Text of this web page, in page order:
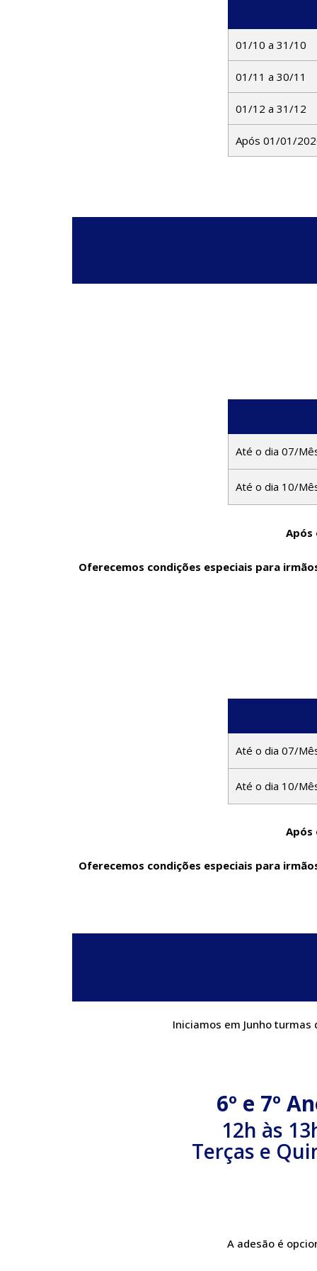
01/10 a 31/10
01/11 a 30/11
01/12 a 31/12
Após 01/01/
Até o dia 07/
Até o dia 10/
Após
Oferecemos condições especiais para
Até o dia 07/
Até o dia 10/
Após
Oferecemos condições especiais para
Iniciamos em Junho
6º e 7º
12h às
Terças e
A adesão é